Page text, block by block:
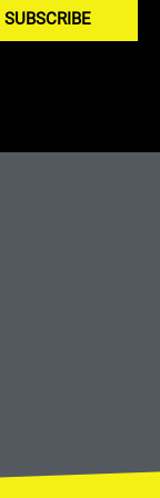
SUBSCRIBE